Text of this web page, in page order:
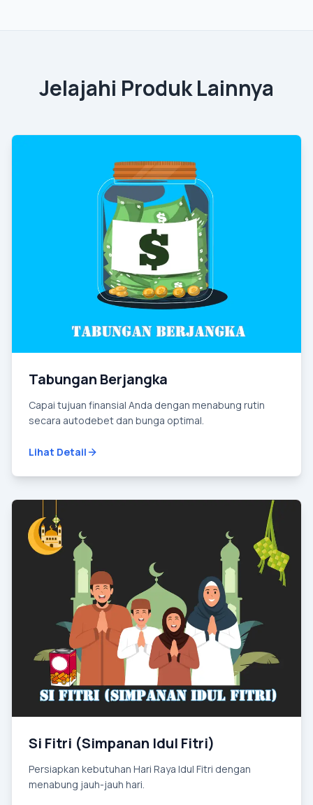
Jelajahi Produk Lainnya
Tabungan Berjangka
Capai tujuan finansial Anda dengan menabung rutin
secara autodebet dan bunga optimal.
Lihat Detail
Si Fitri (Simpanan Idul Fitri)
Persiapkan kebutuhan Hari Raya Idul Fitri dengan
menabung jauh-jauh hari.